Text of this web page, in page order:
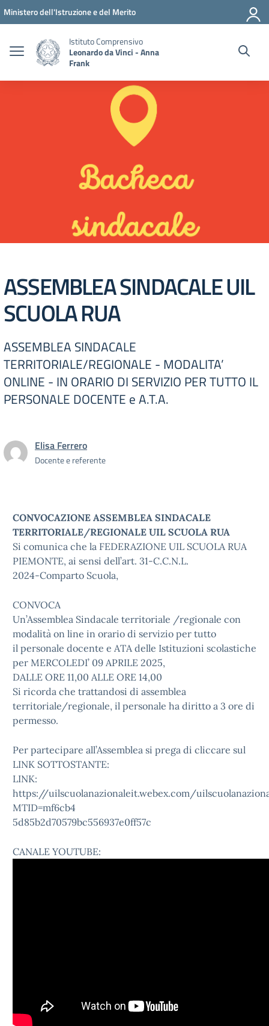
Vai ai contenuti
Vai al menu di navigazione
Vai al footer
Ministero dell'Istruzione e del Merito
Istituto Comprensivo
Leonardo da Vinci - Anna
Frank
ASSEMBLEA SINDACALE UIL
SCUOLA RUA
ASSEMBLEA SINDACALE
TERRITORIALE/REGIONALE - MODALITA’
ONLINE - IN ORARIO DI SERVIZIO PER TUTTO IL
PERSONALE DOCENTE e A.T.A.
Elisa Ferrero
Docente e referente
CONVOCAZIONE ASSEMBLEA SINDACALE
TERRITORIALE/REGIONALE UIL SCUOLA RUA
Si comunica che la FEDERAZIONE UIL SCUOLA RUA
PIEMONTE, ai sensi dell’art. 31-C.C.N.L.
2024-Comparto Scuola,
CONVOCA
Un’Assemblea Sindacale territoriale /regionale con
modalità on line in orario di servizio per tutto
il personale docente e ATA delle Istituzioni scolastiche
per MERCOLEDI’ 09 APRILE 2025,
DALLE ORE 11,00 ALLE ORE 14,00
Si ricorda che trattandosi di assemblea
territoriale/regionale, il personale ha diritto a 3 ore di
permesso.
Per partecipare all’Assemblea si prega di cliccare sul
LINK SOTTOSTANTE:
LINK:
https://uilscuolanazionaleit.webex.com/
MTID=mf6cb4
5d85b2d70579bc556937e0ff57c
CANALE YOUTUBE: